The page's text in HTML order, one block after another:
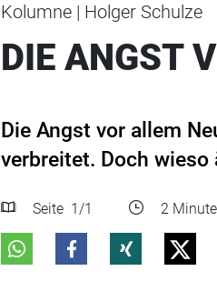
Kolumne | Holger Schulze
DIE ANGST
Die Angst vor allem
verbreitet. Doch wieso
Seite 1 /1 2